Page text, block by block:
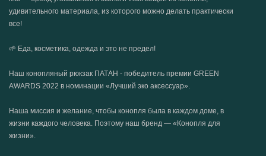
удивительного материала, из которого можно делать практически
все!
🌱 Еда, косметика, одежда и это не предел!
Наш конопляный рюкзак ПАТАН - победитель премии GREEN
AWARDS 2022 в номинации «Лучший эко аксессуар».
Наша миссия и желание, чтобы конопля была в каждом доме, в
жизни каждого человека. Поэтому наш бренд — «Конопля для
жизни».